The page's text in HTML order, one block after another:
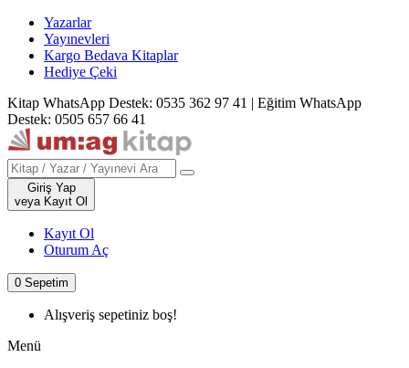
Yazarlar
Yayınevleri
Kargo Bedava Kitaplar
Hediye Çeki
Kitap WhatsApp Destek: 0535 362 97 41 | Eğitim WhatsApp
Destek: 0505 657 66 41
Giriş Yap
veya Kayıt Ol
Kayıt Ol
Oturum Aç
0 Sepetim
Alışveriş sepetiniz boş!
Menü